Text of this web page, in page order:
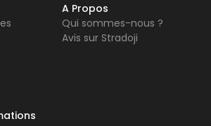
A Propos
Qui sommes-nous ?
Avis sur Stradoji